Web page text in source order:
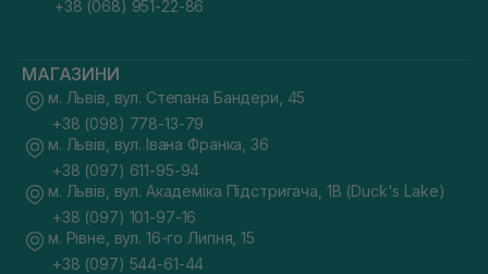
+38 (068) 951-22-86
МАГАЗИНИ
м. Львів, вул. Степана Бандери, 45
+38 (098) 778-13-79
м. Львів, вул. Івана Франка, 36
+38 (097) 611-95-94
м. Львів, вул. Академіка Підстригача, 1В (Duck's Lake)
+38 (097) 101-97-16
м. Рівне, вул. 16-го Липня, 15
+38 (097) 544-61-44